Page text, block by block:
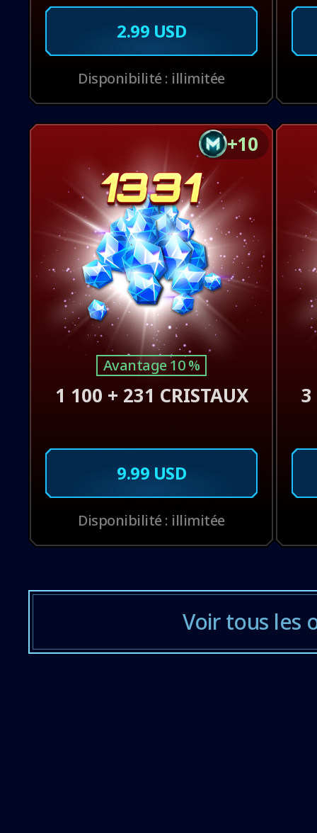
2.99 USD
Disponibilité : illimitée
+10
Avantage 10 %
1 100 + 231 CRISTAUX
9.99 USD
Disponibilité : illimitée
3
Voir tous les